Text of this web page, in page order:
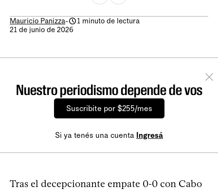
Mauricio Panizza-
1 minuto de lectura
21 de junio de 2026
Nuestro periodismo depende de vos
Suscribite por $255/mes
Si ya tenés una cuenta Ingresá
Tras el decepcionante empate 0-0 con Cabo